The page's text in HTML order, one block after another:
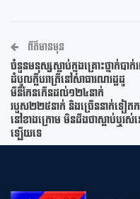
ព័ត៌មានមុន
ចំនួនមនុស្សស្លាប់ក្នុងគ្រោះថ្នាក់បា
ដំបូលក្លឹបរាត្រីនៅសាធារណរដ្ឋដូ
មីនីកែនកើនដល់១២៤នាក់
របួស២២៥នាក់ និងច្រើននាក់ទៀត
នៅខាងក្រោម មិនដឹងថាស្លាប់ឬរស់
ឡើយទេ